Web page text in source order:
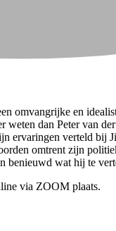
omvangrijke en
weten dan Peter van
ervaringen verteld bij
omtrent zijn
benieuwd wat hij te
via ZOOM plaats.